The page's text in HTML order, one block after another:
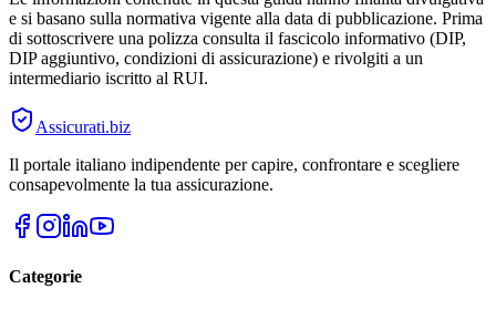
e si basano sulla normativa vigente alla data di pubblicazione. Prima
di sottoscrivere una polizza consulta il fascicolo informativo (DIP,
DIP aggiuntivo, condizioni di assicurazione) e rivolgiti a un
intermediario iscritto al RUI.
Assicurati.biz
Il portale italiano indipendente per capire, confrontare e scegliere
consapevolmente la tua assicurazione.
Categorie